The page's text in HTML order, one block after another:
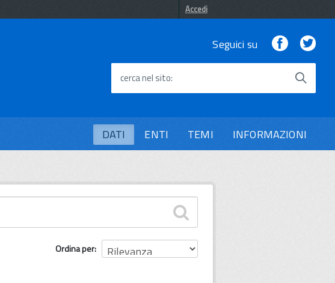
Accedi
Seguici su Facebook
cerca nel sito
DATI ENTI TEMI INFORMAZIONI
Ordina per